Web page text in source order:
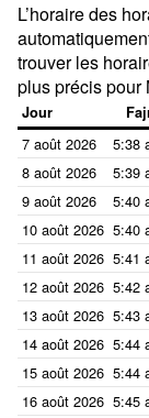
L’horaire des
trouver les
plus précis pour
Jour
7 août 2026 5:38
8 août 2026
5:39
9 août 2026
5:40
10 août 2026 5:40
11 août 2026 5:41
12 août 2026 5:42
13 août 2026 5:43
14 août 2026 5:44
15 août 2026 5:44
16 août 2026 5:45